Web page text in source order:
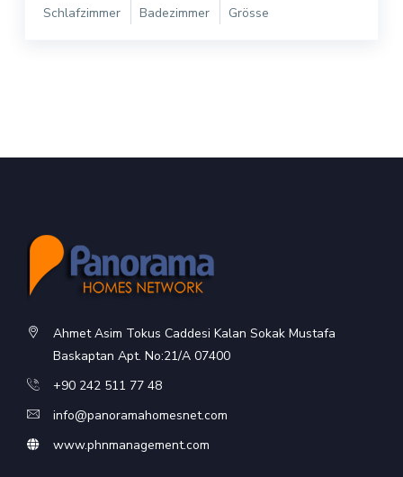
Schlafzimmer
Badezimmer
Grösse
Ahmet Asim Tokus Caddesi Kalan Sokak Mustafa
Baskaptan Apt. No:21/A 07400
+90 242 511 77 48
info@panoramahomesnet.com
www.phnmanagement.com